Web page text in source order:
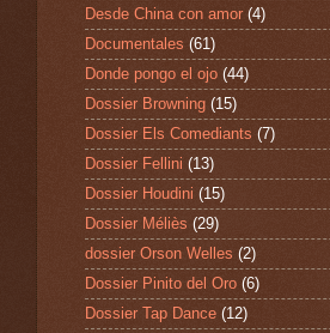
Desde China con amor (4)
Documentales (61)
Donde pongo el ojo (44)
Dossier Browning (15)
Dossier Els Comediants (7)
Dossier Fellini (13)
Dossier Houdini (15)
Dossier Méliès (29)
dossier Orson Welles (2)
Dossier Pinito del Oro (6)
Dossier Tap Dance (12)